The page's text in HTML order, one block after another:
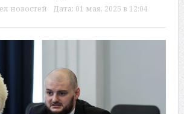
новостей Дата: 01 мая, 2025 в 12:04